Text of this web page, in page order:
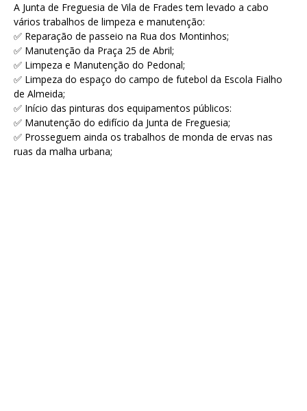
A Junta de Freguesia de Vila de Frades tem levado a cabo
vários trabalhos de limpeza e manutenção:
✅ Reparação de passeio na Rua dos Montinhos;
✅ Manutenção da Praça 25 de Abril;
✅ Limpeza e Manutenção do Pedonal;
✅ Limpeza do espaço do campo de futebol da Escola Fialho
de Almeida;
✅ Início das pinturas dos equipamentos públicos:
✅ Manutenção do edifício da Junta de Freguesia;
✅ Prosseguem ainda os trabalhos de monda de ervas nas
ruas da malha urbana;